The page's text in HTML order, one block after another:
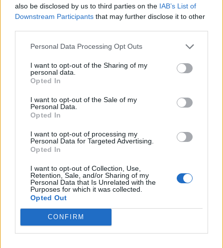
also be disclosed by us to third parties on the IAB’s List of
Downstream Participants that may further disclose it to other
Personal Data Processing Opt Outs
I want to opt-out of the Sharing of my
personal data.
Opted In
I want to opt-out of the Sale of my
Personal Data.
Opted In
I want to opt-out of processing my
Personal Data for Targeted Advertising.
Opted In
I want to opt-out of Collection, Use,
Retention, Sale, and/or Sharing of my
Personal Data that Is Unrelated with the
Purposes for which it was collected.
Opted Out
CONFIRM
14 Juli 2017
laroche61
Foren-Graf
Fragezeichen über Ammon und als Text DoTo der will
immer noch die Materieteilchen obwohl ich die abgegeben
habe ????????
14 Juli 2017